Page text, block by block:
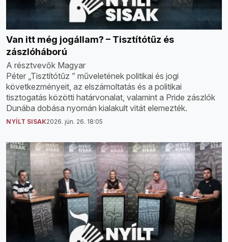
Van itt még jogállam? – Tisztítótűz és
zászlóháború
A résztvevők Magyar
Péter „Tisztítótűz ” műveletének politikai és jogi
következményeit, az elszámoltatás és a politikai
tisztogatás közötti határvonalat, valamint a Pride zászlók
Dunába dobása nyomán kialakult vitát elemezték.
NYÍLT SISAK2026. jún. 26. 18:05